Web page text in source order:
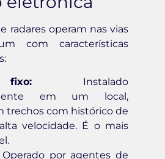
radares operam nas vias
com características
Instalado
em um local,
trechos com histórico de
velocidade. É o mais
por agentes de